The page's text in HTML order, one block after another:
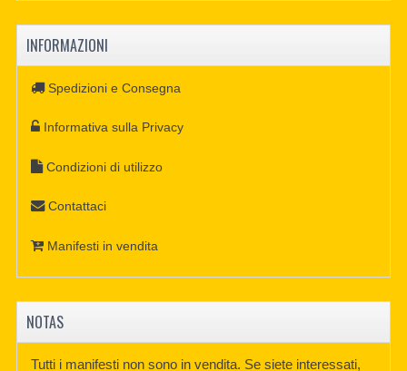
INFORMAZIONI
Spedizioni e Consegna
Informativa sulla Privacy
Condizioni di utilizzo
Contattaci
Manifesti in vendita
NOTAS
Tutti i manifesti non sono in vendita. Se siete interessati,